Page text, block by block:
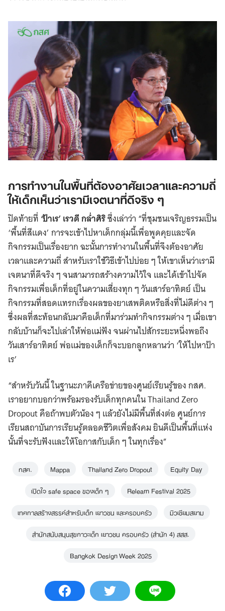
การทำงานในพื้นที่ต้องอาศัยเวลาและความถี่
ให้เด็กเห็นว่าเรามีเจตนาที่ดีจริง ๆ
ปิดท้ายที่ ‘ป้าเร’ เรวดีกล่ำศิริซึ่งเล่าว่า “ที่ชุมชนเจริญธรรมเป็น
‘พื้นที่สีแดง’ การจะเข้าไปหาเด็กกลุ่มนี้เพื่อพูดคุยและจัด
กิจกรรมเป็นเรื่องยาก ฉะนั้นการทำงานในพื้นที่จึงต้องอาศัย
เวลาและความถี่ สำหรับเราใช้วิธีเข้าไปบ่อย ๆ ให้เขาเห็นว่าเรามี
เจตนาที่ดีจริง ๆ จนสามารถสร้างความไว้ใจ และได้เข้าไปจัด
กิจกรรมเพื่อเด็กที่อยู่ในความเสี่ยงทุก ๆ วันเสาร์อาทิตย์ เป็น
กิจกรรมที่สอดแทรกเรื่องผลของยาเสพติดหรือสิ่งที่ไม่ดีต่าง ๆ
ซึ่งผลที่สะท้อนกลับมาคือเด็กที่มาร่วมทำกิจกรรมต่าง ๆ เมื่อเขา
กลับบ้านก็จะไปเล่าให้พ่อแม่ฟัง จนผ่านไปสักระยะหนึ่งพอถึง
วันเสาร์อาทิตย์ พ่อแม่ของเด็กก็จะบอกลูกหลานว่า ‘ให้ไปหาป้า
เร’
“สำหรับวันนี้ ในฐานะภาคีเครือข่ายของศูนย์เรียนรู้ของ กสศ.
เราอยากบอกว่าพร้อมรองรับเด็กทุกคนใน Thailand Zero
Dropout คือถ้าพบตัวน้อง ๆ แล้วยังไม่มีพื้นที่ส่งต่อ ศูนย์การ
เรียนสถาบันการเรียนรู้ตลอดชีวิตเพื่อสังคม ยินดีเป็นพื้นที่แห่ง
นั้นที่จะรับฟังและให้โอกาสกับเด็ก ๆ ในทุกเรื่อง”
กสศ. Mappa Thailand Zero Dropout
Equity Day
เปิดใจ safe space ของเด็ก ๆ
Relearn Festival 2025
เทศกาลสร้างสรรค์สำหรับเด็ก เยาวชน และครอบครัว
มิวเซียมสยาม
สำนักสนับสนุนสุขภาวะเด็ก เยาวชน ครอบครัว (สำนัก 4) สสส.
Bangkok Design Week 2025